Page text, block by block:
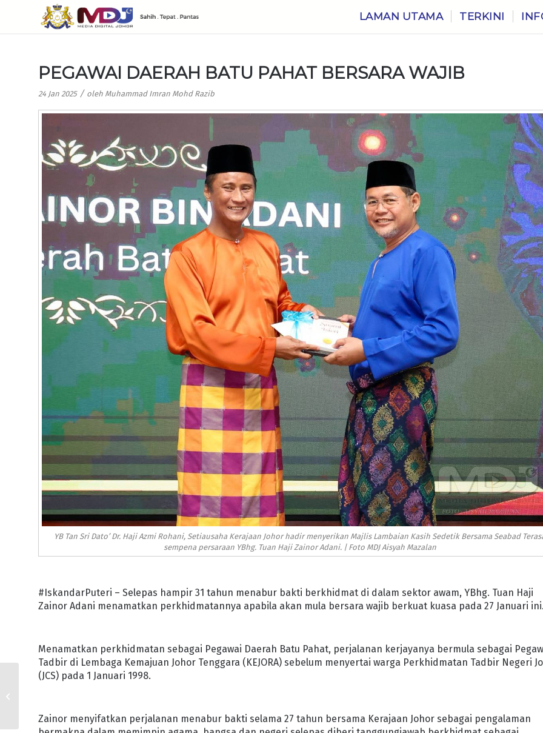
LAMAN UTAMA TERKINI
PEGAWAI DAERAH BATU PAHAT BERSARA WAJIB
24 Jan 2025 / oleh Muhammad Imran Mohd Razib
YB Tan Sri Dato’ Dr. Haji Azmi Rohani, Setiausaha Kerajaan Johor hadir menyerikan Majlis Lambaian Kasih Sedetik Bersama Seabad
sempena persaraan YBhg. Tuan Haji Zainor Adani. | Foto MDJ Aisyah Mazalan
#IskandarPuteri – Selepas hampir 31 tahun menabur bakti berkhidmat di dalam sektor awam, YBhg. Tuan Haji
Zainor Adani menamatkan perkhidmatannya apabila akan mula bersara wajib berkuat kuasa pada 27 Januari ini.
Menamatkan perkhidmatan sebagai Pegawai Daerah Batu Pahat, perjalanan kerjayanya bermula sebagai
Tadbir di Lembaga Kemajuan Johor Tenggara (KEJORA) sebelum menyertai warga Perkhidmatan Tadbir Negeri
(JCS) pada 1 Januari 1998.
Zainor menyifatkan perjalanan menabur bakti selama 27 tahun bersama Kerajaan Johor sebagai pengalaman